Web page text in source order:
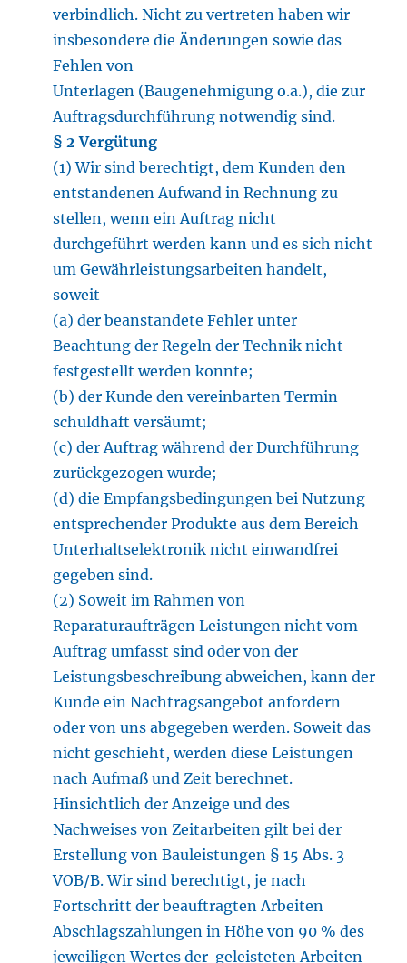
verbindlich. Nicht zu vertreten haben wir
insbesondere die Änderungen sowie das
Fehlen von
Unterlagen (Baugenehmigung o.a.), die zur
Auftragsdurchführung notwendig sind.
§ 2 Vergütung
(1) Wir sind berechtigt, dem Kunden den
entstandenen Aufwand in Rechnung zu
stellen, wenn ein Auftrag nicht
durchgeführt werden kann und es sich nicht
um Gewährleistungsarbeiten handelt,
soweit
(a) der beanstandete Fehler unter
Beachtung der Regeln der Technik nicht
festgestellt werden konnte;
(b) der Kunde den vereinbarten Termin
schuldhaft versäumt;
(c) der Auftrag während der Durchführung
zurückgezogen wurde;
(d) die Empfangsbedingungen bei Nutzung
entsprechender Produkte aus dem Bereich
Unterhaltselektronik nicht einwandfrei
gegeben sind.
(2) Soweit im Rahmen von
Reparaturaufträgen Leistungen nicht vom
Auftrag umfasst sind oder von der
Leistungsbeschreibung abweichen, kann der
Kunde ein Nachtragsangebot anfordern
oder von uns abgegeben werden. Soweit das
nicht geschieht, werden diese Leistungen
nach Aufmaß und Zeit berechnet.
Hinsichtlich der Anzeige und des
Nachweises von Zeitarbeiten gilt bei der
Erstellung von Bauleistungen § 15 Abs. 3
VOB/B. Wir sind berechtigt, je nach
Fortschritt der beauftragten Arbeiten
Abschlagszahlungen in Höhe von 90 % des
jeweiligen Wertes der geleisteten Arbeiten